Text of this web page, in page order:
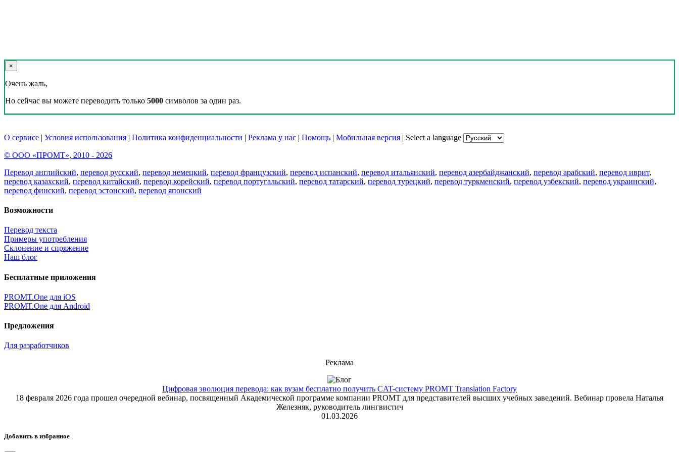
×
Очень жаль,
Но сейчас вы можете переводить только 5000 символов за один раз.
О сервисе | Условия использования | Политика конфиденциальности | Реклама у нас | Помощь | Мобильная версия | Select a language
© ООО «ПРОМТ», 2010 - 2026
Перевод английский, перевод русский, перевод немецкий, перевод французский, перевод испанский, перевод итальянский, перевод азербайджанский, перевод арабский, перевод иврит,
перевод казахский, перевод китайский, перевод корейский, перевод португальский, перевод татарский, перевод турецкий, перевод туркменский, перевод узбекский, перевод украинский,
перевод финский, перевод эстонский, перевод японский
Возможности
Перевод текста
Примеры употребления
Склонение и спряжение
Наш блог
Бесплатные приложения
PROMT.One для iOS
PROMT.One для Android
Предложения
Для разработчиков
Реклама
Цифровая эволюция перевода: как вузам бесплатно получить CAT-систему PROMT Translation Factory
18 февраля 2026 года прошел очередной вебинар, посвященный Академической программе компании PROMT для представителей высших учебных заведений. Вебинар провела Наталья
Железняк, руководитель лингвистич
01.03.2026
Добавить в избранное